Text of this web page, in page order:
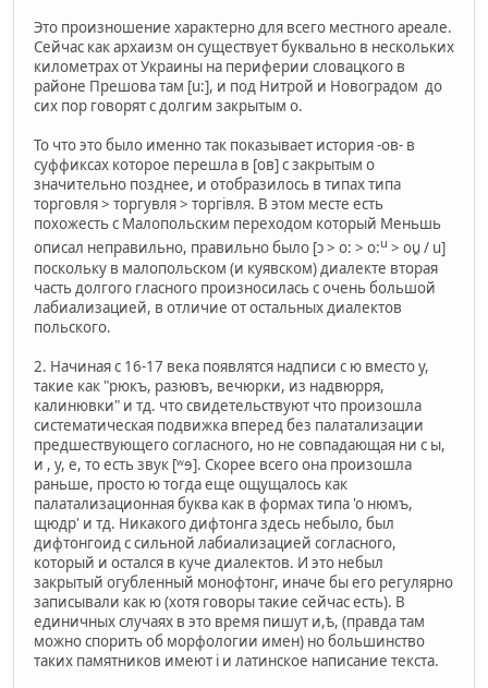
Это произношение характерно для всего местного ареале.
Сейчас как архаизм он существует буквально в нескольких
километрах от Украины на периферии словацкого в
районе Прешова там [u:], и под Нитрой и Новоградом до
сих пор говорят с долгим закрытым о.
То что это было именно так показывает история -ов- в
суффиксах которое перешла в [ов] с закрытым о
значительно позднее, и отобразилось в типах типа
торговля > торгувля > торгiвля. В этом месте есть
похожесть с Малопольским переходом который Меньшь
описал неправильно, правильно было [ɔ > o: > o:u > ou̯ / u]
поскольку в малопольском (и куявском) диалекте вторая
часть долгого гласного произносилась с очень большой
лабиализацией, в отличие от остальных диалектов
польского.
2. Начиная с 16-17 века появлятся надписи с ю вместо у,
такие как "рюкъ, разювъ, вечюрки, из надвюрря,
калинювки" и тд. что свидетельствуют что произошла
систематическая подвижка вперед без палатализации
предшествующего согласного, но не совпадающая ни с ы,
и , у, е, то есть звук [ʷɘ]. Скорее всего она произошла
раньше, просто ю тогда еще ощущалось как
палатализационная буква как в формах типа 'о нюмъ,
щюдр' и тд. Никакого дифтонга здесь небыло, был
дифтонгоид с сильной лабиализацией согласного,
который и остался в куче диалектов. И это небыл
закрытый огубленный монофтонг, иначе бы его регулярно
записывали как ю (хотя говоры такие сейчас есть). В
единичных случаях в это время пишут и,ѣ, (правда там
можно спорить об морфологии имен) но большинство
таких памятников имеют i и латинское написание текста.